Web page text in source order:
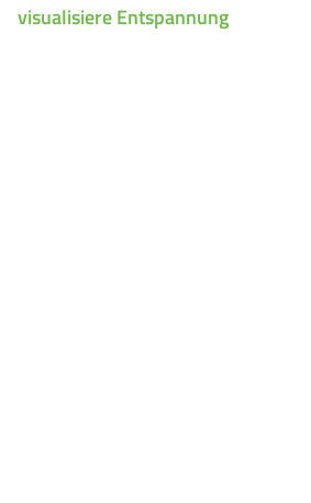
visualisiere Entspannung